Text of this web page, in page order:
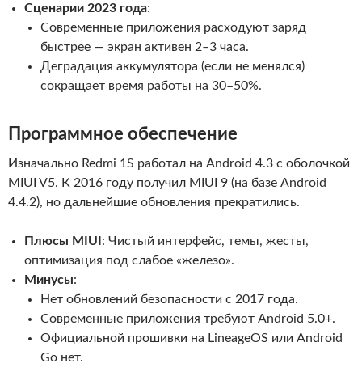
Сценарии 2023 года:
Современные приложения расходуют заряд
быстрее — экран активен 2–3 часа.
Деградация аккумулятора (если не менялся)
сокращает время работы на 30–50%.
Программное обеспечение
Изначально Redmi 1S работал на Android 4.3 с оболочкой
MIUI V5. К 2016 году получил MIUI 9 (на базе Android
4.4.2), но дальнейшие обновления прекратились.
Плюсы MIUI: Чистый интерфейс, темы, жесты,
оптимизация под слабое «железо».
Минусы:
Нет обновлений безопасности с 2017 года.
Современные приложения требуют Android 5.0+.
Официальной прошивки на LineageOS или Android
Go нет.